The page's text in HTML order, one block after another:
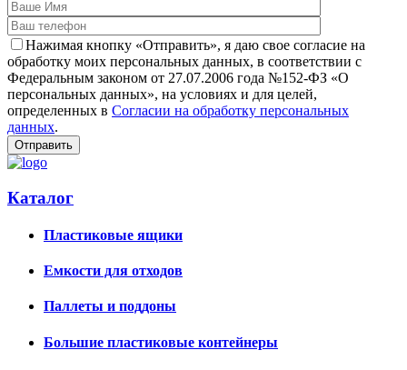
Нажимая кнопку «Отправить», я даю свое согласие на
обработку моих персональных данных, в соответствии с
Федеральным законом от 27.07.2006 года №152-ФЗ «О
персональных данных», на условиях и для целей,
определенных в Согласии на обработку персональных
данных.
Каталог
Пластиковые ящики
Емкости для отходов
Паллеты и поддоны
Большие пластиковые контейнеры